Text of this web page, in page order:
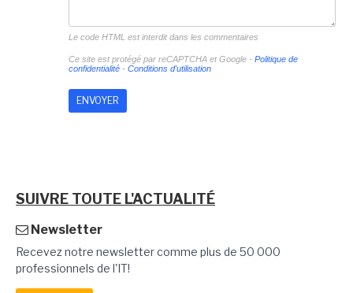
Le code HTML est interdit dans les commentaires
Ce site est protégé par reCAPTCHA et Google - Politique de
confidentialité- Conditions d'utilisation
SUIVRE TOUTE L'ACTUALITÉ
Newsletter
Recevez notre newsletter comme plus de 50 000
professionnels de l'IT!